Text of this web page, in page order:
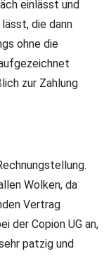
einlässt und
die dann
ohne die
zur Zahlung
Wolken, da
Vertrag
der Copion UG an,
patzig und